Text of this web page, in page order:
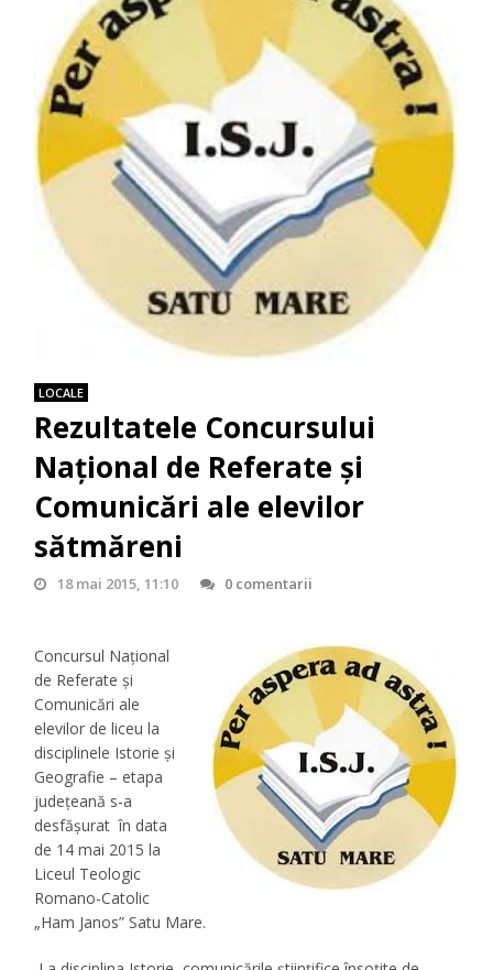
LOCALE
Rezultatele Concursului
Naţional de Referate şi
Comunicări ale elevilor
sătmăreni
18 mai 2015, 11:10 0 comentarii
Concursul Naţional
de Referate şi
Comunicări ale
elevilor de liceu la
disciplinele Istorie şi
Geografie – etapa
judeţeană s-a
desfăşurat în data
de 14 mai 2015 la
Liceul Teologic
Romano-Catolic
„Ham Janos” Satu Mare.